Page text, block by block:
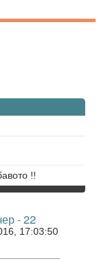
!!
- 22
17:03:50